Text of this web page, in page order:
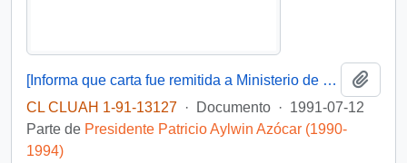
[Informa que carta fue remitida a Ministerio de Educación Pública, mediante Of. GAB. PRES. (0) 91/2438]
CL CLUAH 1-91-13127 · Documento · 1991-07-12
Parte de Presidente Patricio Aylwin Azócar (1990-
1994)